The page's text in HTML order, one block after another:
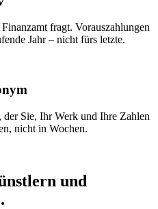
fragt. Vorauszahlungen
Jahr – nicht fürs letzte.
der Sie, Ihr Werk und Ihre Zahlen
nicht in Wochen.
und